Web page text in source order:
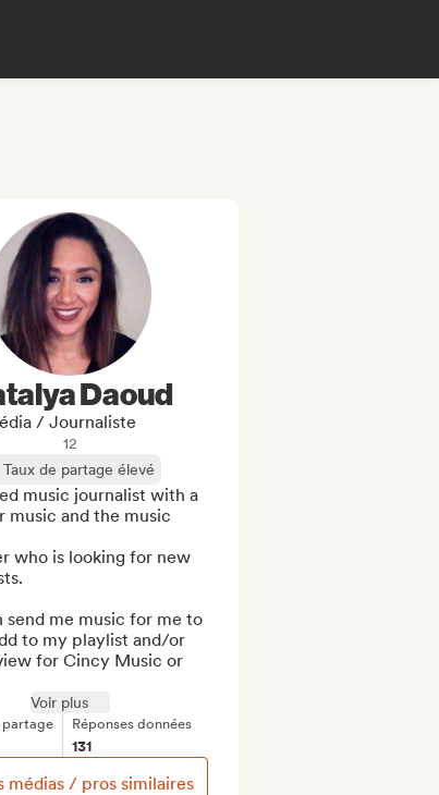
Daoud
/ Journaliste
12
Taux de partage élevé
music journalist with a
music and the music
who is looking for new
send me music for me to
to my playlist and/or
for Cincy Music or
Voir plus
partage Réponses données
131
médias / pros similaires